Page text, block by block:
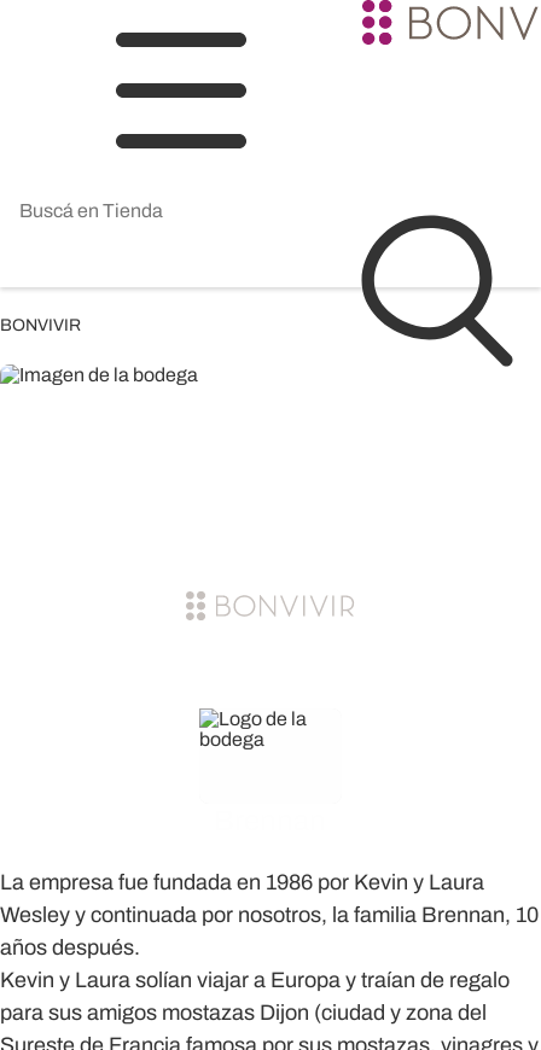
BONVIVIR
La empresa fue fundada en 1986 por Kevin y Laura
Wesley y continuada por nosotros, la familia Brennan, 10
años después.
Kevin y Laura solían viajar a Europa y traían de regalo
para sus amigos mostazas Dijon (ciudad y zona del
Sureste de Francia famosa por sus mostazas, vinagres y